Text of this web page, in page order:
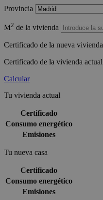
Provincia
M2 de la vivienda
Certificado de la nueva vivienda
Certificado de la vivienda actual
Calcular
Tu vivienda actual
Certificado
Consumo energético
Emisiones
Tu nueva casa
Certificado
Consumo energético
Emisiones